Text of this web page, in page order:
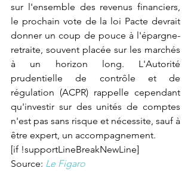
sur l'ensemble des revenus financiers,
le prochain vote de la loi Pacte devrait
donner un coup de pouce à l'épargne-
retraite, souvent placée sur les marchés
à un horizon long. L'Autorité
prudentielle de contrôle et de
régulation (ACPR) rappelle cependant
qu'investir sur des unités de comptes
n'est pas sans risque et nécessite, sauf à
être expert, un accompagnement.
[if !supportLineBreakNewLine]
Source: Le Figaro